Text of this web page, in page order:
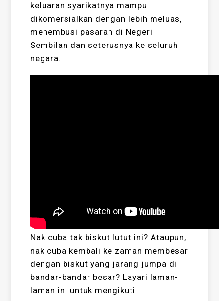
keluaran syarikatnya mampu
dikomersialkan dengan lebih meluas,
menembusi pasaran di Negeri
Sembilan dan seterusnya ke seluruh
negara.
Nak cuba tak biskut lutut ini? Ataupun,
nak cuba kembali ke zaman membesar
dengan biskut yang jarang jumpa di
bandar-bandar besar? Layari laman-
laman ini untuk mengikuti